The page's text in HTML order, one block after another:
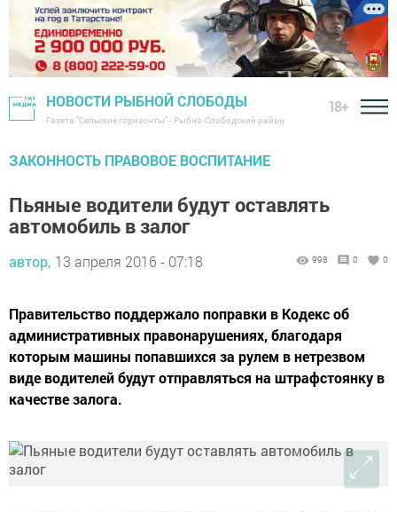
НОВОСТИ РЫБНОЙ СЛОБОДЫ
Газета "Сельские горизонты" - Рыбно-Слободский район
18+
ЗАКОННОСТЬ ПРАВОВОЕ ВОСПИТАНИЕ
Пьяные водители будут оставлять
автомобиль в залог
автор, 13 апреля 2016 - 07:18 998 0 0
Правительство поддержало поправки в Кодекс об
административных правонарушениях, благодаря
которым машины попавшихся за рулем в нетрезвом
виде водителей будут отправляться на штрафстоянку в
качестве залога.